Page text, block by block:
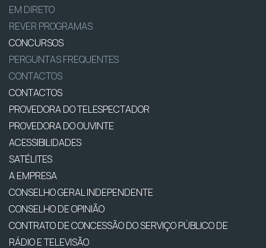
EM DIRETO
REVER PROGRAMAS
CONCURSOS
PERGUNTAS FREQUENTES
CONTACTOS
CONTACTOS
PROVEDORA DO TELESPECTADOR
PROVEDORA DO OUVINTE
ACESSIBILIDADES
SATÉLITES
A EMPRESA
CONSELHO GERAL INDEPENDENTE
CONSELHO DE OPINIÃO
CONTRATO DE CONCESSÃO DO SERVIÇO PÚBLICO DE
RÁDIO E TELEVISÃO